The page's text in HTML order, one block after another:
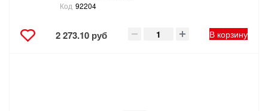
Код 92204
2 273.10 руб В корзину